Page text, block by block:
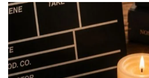
Foto
View on Facebook Share
Arquebisbat de
de Barcelona.
1 week ago